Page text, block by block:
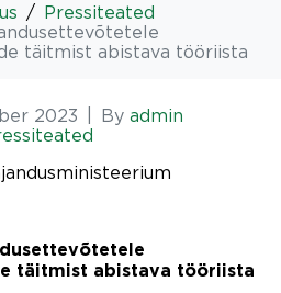
Pressiteated
täitmist abistava tööriista
2023 By admin
täitmist abistava tööriista